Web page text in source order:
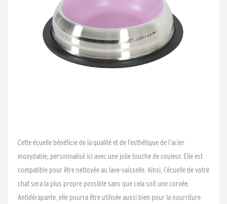
Cette écuelle bénéficie de la qualité et de l’esthétique de l’acier
inoxydable, personnalisé ici avec une jolie touche de couleur. Elle est
compatible pour être nettoyée au lave-vaisselle. Ainsi, l’écuelle de votre
chat sera la plus propre possible sans que cela soit une corvée.
Antidérapante, elle pourra être utilisée aussi bien pour la nourriture